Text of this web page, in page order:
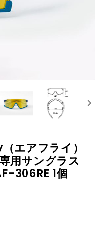
エアフライ）
用サングラス
306RE 1個